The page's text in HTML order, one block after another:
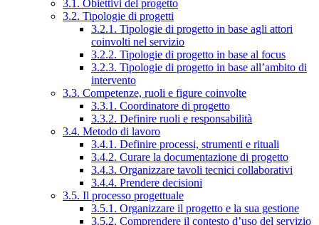
3.1. Obiettivi del progetto
3.2. Tipologie di progetti
3.2.1. Tipologie di progetto in base agli attori
coinvolti nel servizio
3.2.2. Tipologie di progetto in base al focus
3.2.3. Tipologie di progetto in base all’ambito di
intervento
3.3. Competenze, ruoli e figure coinvolte
3.3.1. Coordinatore di progetto
3.3.2. Definire ruoli e responsabilità
3.4. Metodo di lavoro
3.4.1. Definire processi, strumenti e rituali
3.4.2. Curare la documentazione di progetto
3.4.3. Organizzare tavoli tecnici collaborativi
3.4.4. Prendere decisioni
3.5. Il processo progettuale
3.5.1. Organizzare il progetto e la sua gestione
3.5.2. Comprendere il contesto d’uso del servizio